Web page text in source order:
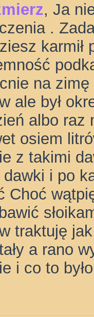
, Ja
.
karmił
na
ale był
albo raz
osiem
z takimi
i po
Choć
traktuję
a rano
i co to